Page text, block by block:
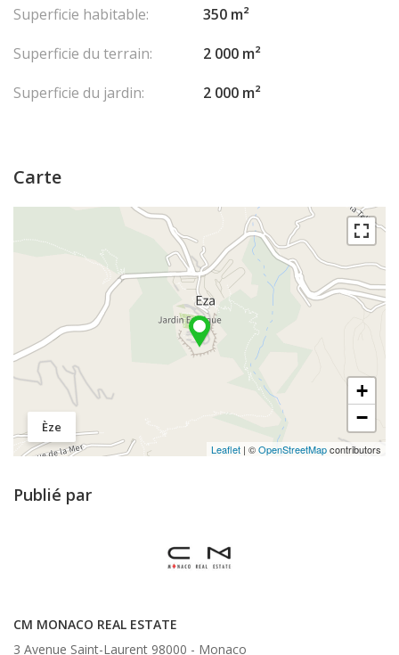
ménage de sortie
personne à mobilité réduite »
Superficie habitable:
350 m²
Superficie du terrain:
2 000 m²
Superficie du jardin:
2 000 m²
Carte
Èze
+
−
Leaflet | ©OpenStreetMapcontributors
Publié par
CM MONACO REAL ESTATE
3 Avenue Saint-Laurent 98000 - Monaco